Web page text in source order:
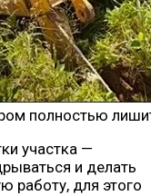
полностью
участка —
и делать
работу, для этого